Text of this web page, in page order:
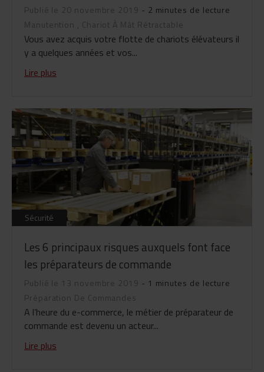
Publié le 20 novembre 2019 - 2 minutes de lecture
Manutention , Chariot À Mât Rétractable
Vous avez acquis votre flotte de chariots élévateurs il
y a quelques années et vos...
Lire plus
Sécurité
Les 6 principaux risques auxquels font face
les préparateurs de commande
Publié le 13 novembre 2019 - 1 minutes de lecture
Préparation De Commandes
A l’heure du e-commerce, le métier de préparateur de
commande est devenu un acteur...
Lire plus